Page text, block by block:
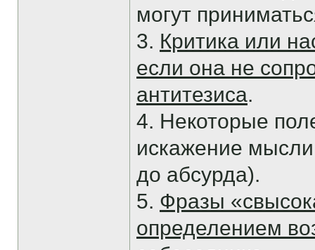
могут
3. Критика или
если она не
антитезиса.
4. Некоторые
искажение
до абсурда).
5. Фразы
определением